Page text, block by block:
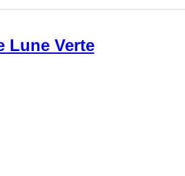
Lune Verte